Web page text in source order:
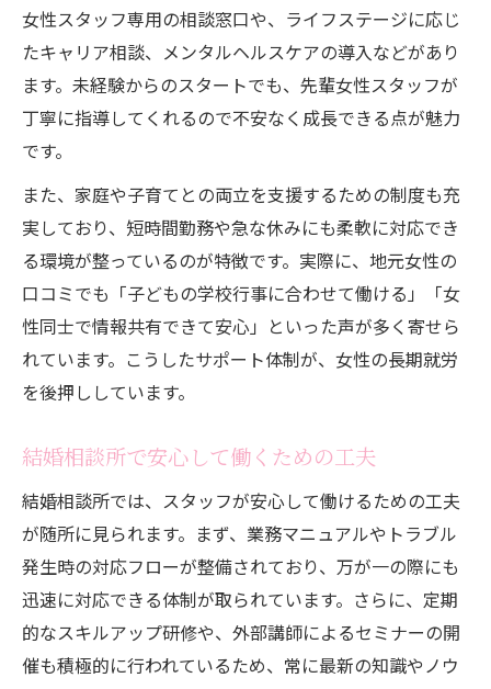
女性スタッフ専用の相談窓口や、ライフステージに応じ
たキャリア相談、メンタルヘルスケアの導入などがあり
ます。未経験からのスタートでも、先輩女性スタッフが
丁寧に指導してくれるので不安なく成長できる点が魅力
です。
また、家庭や子育てとの両立を支援するための制度も充
実しており、短時間勤務や急な休みにも柔軟に対応でき
る環境が整っているのが特徴です。実際に、地元女性の
口コミでも「子どもの学校行事に合わせて働ける」「女
性同士で情報共有できて安心」といった声が多く寄せら
れています。こうしたサポート体制が、女性の長期就労
を後押ししています。
結婚相談所で安心して働くための工夫
結婚相談所では、スタッフが安心して働けるための工夫
が随所に見られます。まず、業務マニュアルやトラブル
発生時の対応フローが整備されており、万が一の際にも
迅速に対応できる体制が取られています。さらに、定期
的なスキルアップ研修や、外部講師によるセミナーの開
催も積極的に行われているため、常に最新の知識やノウ